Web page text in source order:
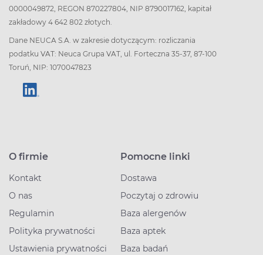
0000049872, REGON 870227804, NIP 8790017162, kapitał
zakładowy 4 642 802 złotych.
Dane NEUCA S.A. w zakresie dotyczącym: rozliczania
podatku VAT: Neuca Grupa VAT, ul. Forteczna 35-37, 87-100
Toruń, NIP: 1070047823
O firmie
Kontakt
O nas
Regulamin
Polityka prywatności
Ustawienia prywatności
Pomocne linki
Dostawa
Poczytaj o zdrowiu
Baza alergenów
Baza aptek
Baza badań